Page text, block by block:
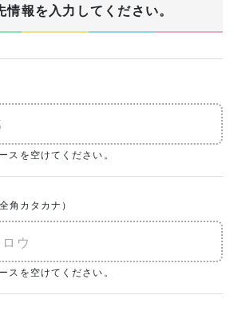
報を入力してください。
スを空けてください。
全角カタカナ）
スを空けてください。